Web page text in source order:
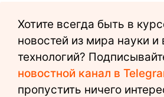
Хотите всегда быть в
новостей из мира науки и
технологий?
новостной канал в
пропустить ничего